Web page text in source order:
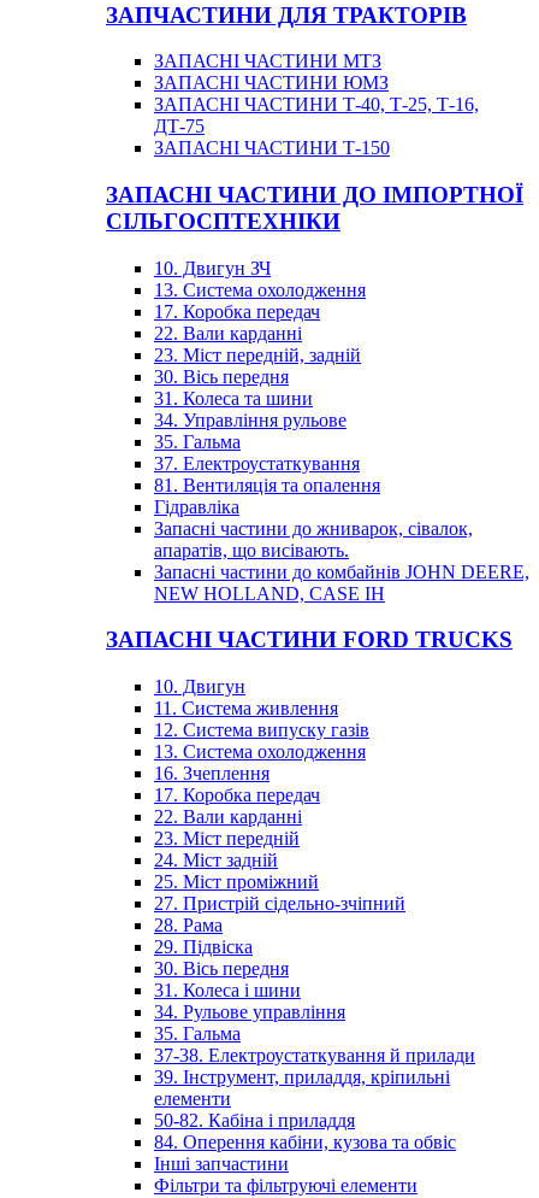
ЗАПЧАСТИНИ ДЛЯ ТРАКТОРІВ
ЗАПАСНІ ЧАСТИНИ МТЗ
ЗАПАСНІ ЧАСТИНИ ЮМЗ
ЗАПАСНІ ЧАСТИНИ Т-40, Т-25, Т-16,
ДТ-75
ЗАПАСНІ ЧАСТИНИ Т-150
ЗАПАСНІ ЧАСТИНИ ДО ІМПОРТНОЇ
СІЛЬГОСПТЕХНІКИ
10. Двигун ЗЧ
13. Система охолодження
17. Коробка передач
22. Вали карданні
23. Міст передній, задній
30. Вісь передня
31. Колеса та шини
34. Управління рульове
35. Гальма
37. Електроустаткування
81. Вентиляція та опалення
Гідравліка
Запасні частини до жниварок, сівалок,
апаратів, що висівають.
Запасні частини до комбайнів JOHN DEERE,
NEW HOLLAND, CASE IH
ЗАПАСНІ ЧАСТИНИ FORD TRUCKS
10. Двигун
11. Система живлення
12. Система випуску газів
13. Система охолодження
16. Зчеплення
17. Коробка передач
22. Вали карданні
23. Міст передній
24. Міст задній
25. Міст проміжний
27. Пристрій сідельно-зчіпний
28. Рама
29. Підвіска
30. Вісь передня
31. Колеса і шини
34. Рульове управління
35. Гальма
37-38. Електроустаткування й прилади
39. Інструмент, приладдя, кріпильні
елементи
50-82. Кабіна і приладдя
84. Оперення кабіни, кузова та обвіс
Інші запчастини
Фільтри та фільтруючі елементи